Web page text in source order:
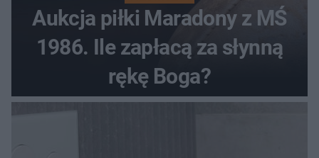
Aukcja piłki Maradony z MŚ
1986. Ile zapłacą za słynną
rękę Boga?